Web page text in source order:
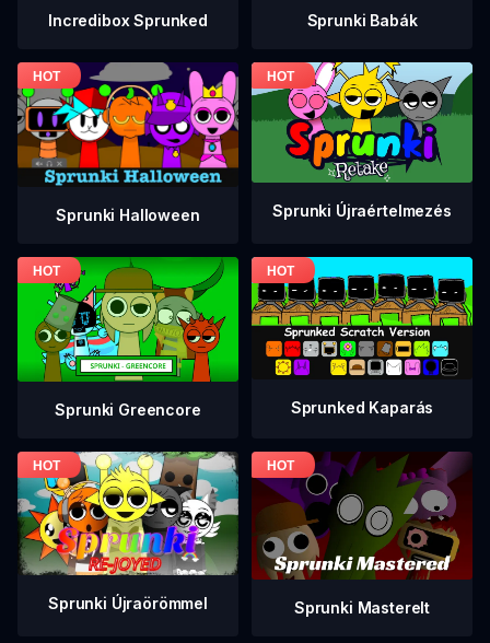
Incredibox Sprunked Sprunki Babák
Sprunki Halloween Sprunki Újraértelmezés
Sprunki Greencore Sprunked Kaparás
Sprunki Újraörömmel Sprunki Masterelt